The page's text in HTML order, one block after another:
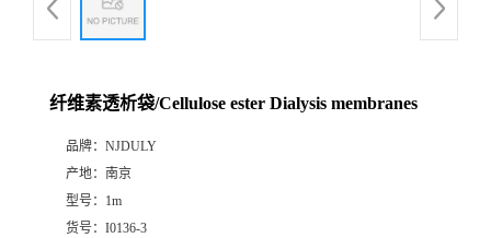
纤维素透析袋/Cellulose ester Dialysis membranes
品牌： NJDULY
产地： 南京
型号： 1m
货号： I0136-3